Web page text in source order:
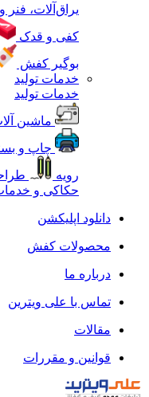
یراق‌آلات، فنر
کفی و قدک
بوگیر کفش
خدمات تولید
خدمات تولید
ماشین
چاپ و
رویه
حکاکی و
دانلود اپلیکشن
محصولات کفش
درباره ما
تماس با علی ویترین
مقالات
قوانین و مقررات